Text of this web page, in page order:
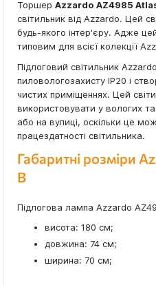
Торшер Azzardo AZ4985
світильник від Azzardo. Цей
будь-якого інтер'єру. Адже
типовим для всієї колекції
Підлоговий світильник
пиловологозахисту IP20 і
чистих приміщеннях. Цей
використовувати у вологих
або на вулиці, оскільки це
працездатності світильника.
Габаритні розміри
B
Підлогова лампа Azzardo
висота: 180 см;
довжина: 74 см;
ширина: 70 см;